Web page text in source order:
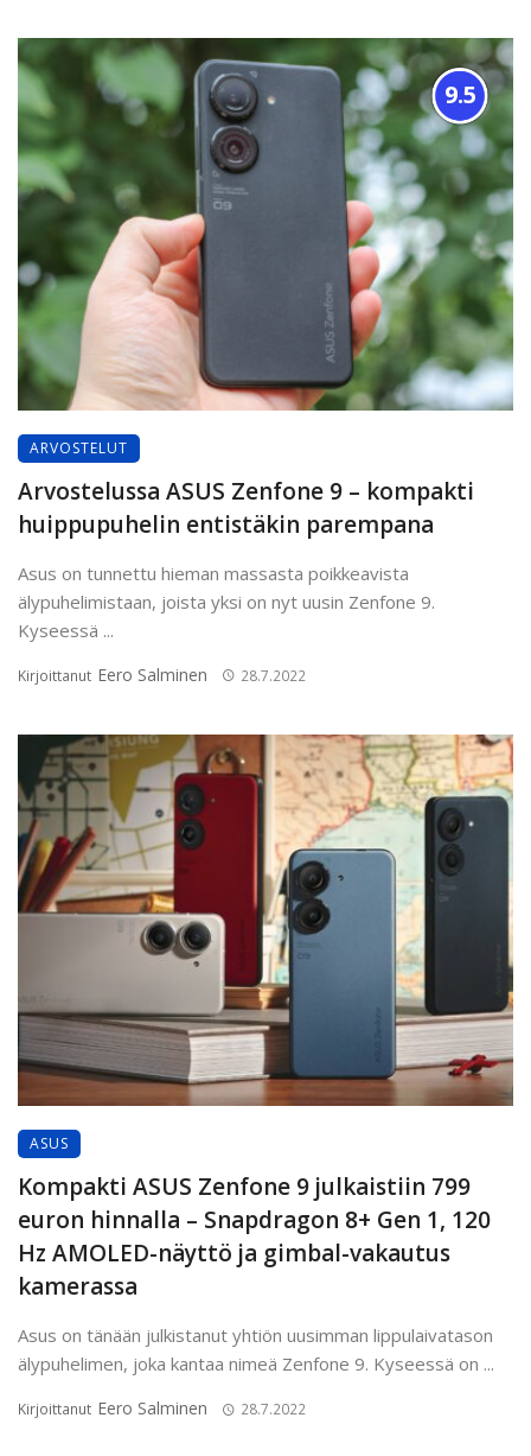
9.5
ARVOSTELUT
Arvostelussa ASUS Zenfone 9 – kompakti
huippupuhelin entistäkin parempana
Asus on tunnettu hieman massasta poikkeavista
älypuhelimistaan, joista yksi on nyt uusin Zenfone 9.
Kyseessä ...
Kirjoittanut Eero Salminen 28.7.2022
ASUS
Kompakti ASUS Zenfone 9 julkaistiin 799
euron hinnalla – Snapdragon 8+ Gen 1, 120
Hz AMOLED-näyttö ja gimbal-vakautus
kamerassa
Asus on tänään julkistanut yhtiön uusimman lippulaivatason
älypuhelimen, joka kantaa nimeä Zenfone 9. Kyseessä on ...
Kirjoittanut Eero Salminen 28.7.2022